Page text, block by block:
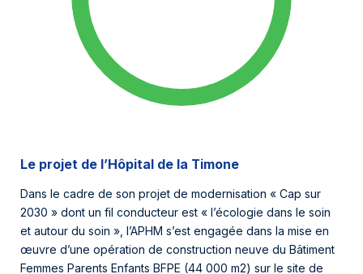
Le projet de l’Hôpital de la Timone
Dans le cadre de son projet de modernisation « Cap sur
2030 » dont un fil conducteur est « l’écologie dans le soin
et autour du soin », l’APHM s’est engagée dans la mise en
œuvre d’une opération de construction neuve du Bâtiment
Femmes Parents Enfants BFPE (44 000 m2) sur le site de